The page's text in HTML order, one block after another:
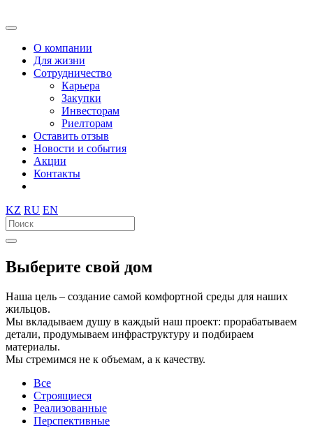
О компании
Для жизни
Сотрудничество
Карьера
Закупки
Инвесторам
Риелторам
Оставить отзыв
Новости и события
Акции
Контакты
KZ RU EN
Выберите свой дом
Наша цель – создание самой комфортной среды для наших
жильцов.
Мы вкладываем душу в каждый наш проект: прорабатываем
детали, продумываем инфраструктуру и подбираем
материалы.
Мы стремимся не к объемам, а к качеству.
Все
Строящиеся
Реализованные
Перспективные